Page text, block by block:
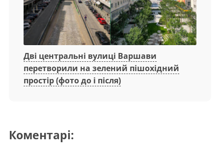
Дві центральні вулиці Варшави
перетворили на зелений пішохідний
простір (фото до і після)
Коментарі: